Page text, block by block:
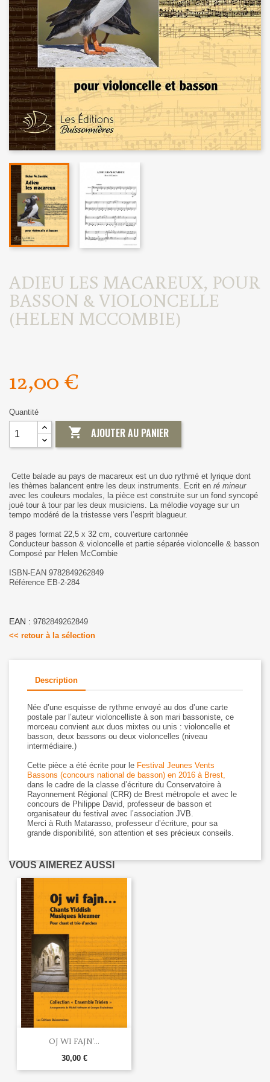
ADIEU LES MACAREUX, POUR
BASSON & VIOLONCELLE
(HELEN MCCOMBIE)
12,00 €
Quantité
 AJOUTER AU PANIER
Cette balade au pays de macareux est un duo rythmé et lyrique dont
les thèmes balancent entre les deux instruments. Ecrit en ré mineur
avec les couleurs modales, la pièce est construite sur un fond syncopé
joué tour à tour par les deux musiciens. La mélodie voyage sur un
tempo modéré de la tristesse vers l’esprit blagueur.
8 pages format 22,5 x 32 cm, couverture cartonnée
Conducteur basson & violoncelle et partie séparée violoncelle & basson
Composé par Helen McCombie
ISBN-EAN 9782849262849
Référence EB-2-284
EAN : 9782849262849
<< retour à la sélection
Description
Née d’une esquisse de rythme envoyé au dos d’une carte
postale par l’auteur violoncelliste à son mari bassoniste, ce
morceau convient aux duos mixtes ou unis : violoncelle et
basson, deux bassons ou deux violoncelles (niveau
intermédiaire.)
Cette pièce a été écrite pour le Festival Jeunes Vents
Bassons (concours national de basson) en 2016 à Brest,
dans le cadre de la classe d’écriture du Conservatoire à
Rayonnement Régional (CRR) de Brest métropole et avec le
concours de Philippe David, professeur de basson et
organisateur du festival avec l’association JVB.
Merci à Ruth Matarasso, professeur d’écriture, pour sa
grande disponibilité, son attention et ses précieux conseils.
VOUS AIMEREZ AUSSI
OJ WI FAJN'...
30,00 €